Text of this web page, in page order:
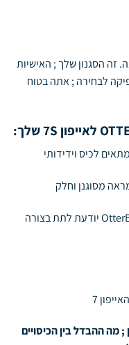
רק ההגנה. זה הסגנון שלך ; האישיות
לבחירה ; אתה בטוח
חומר כפול אשר מספק הגנה כמו ש OtterBox יודעת לתת בצורה
7
מה ההבדל בין הכיסויים